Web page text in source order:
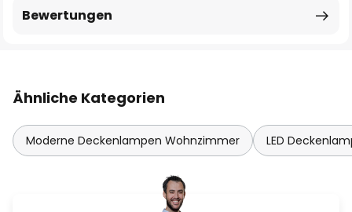
Bewertungen
Ähnliche Kategorien
Moderne Deckenlampen Wohnzimmer LED